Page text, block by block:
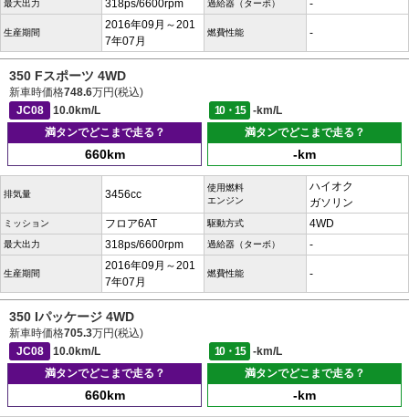
最大出力 318ps/6600rpm 過給器（ターボ） -
生産期間
2016年09月～201
7年07月
燃費性能 -
350 Fスポーツ 4WD
新車時価格748.6万円(税込)
JC08
10.0km/L 10・15
-km/L
満タンでどこまで走る？
660km
満タンでどこまで走る？
-km
排気量 3456cc
使用燃料
エンジン
ハイオク
ガソリン
ミッション フロア6AT 駆動方式 4WD
最大出力 318ps/6600rpm 過給器（ターボ） -
生産期間
2016年09月～201
7年07月
燃費性能 -
350 Iパッケージ 4WD
新車時価格705.3万円(税込)
JC08
10.0km/L 10・15
-km/L
満タンでどこまで走る？
660km
満タンでどこまで走る？
-km